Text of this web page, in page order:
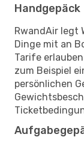
Handgepäck
RwandAir legt
Dinge mit an
Tarife
zum Beispiel
persönlichen